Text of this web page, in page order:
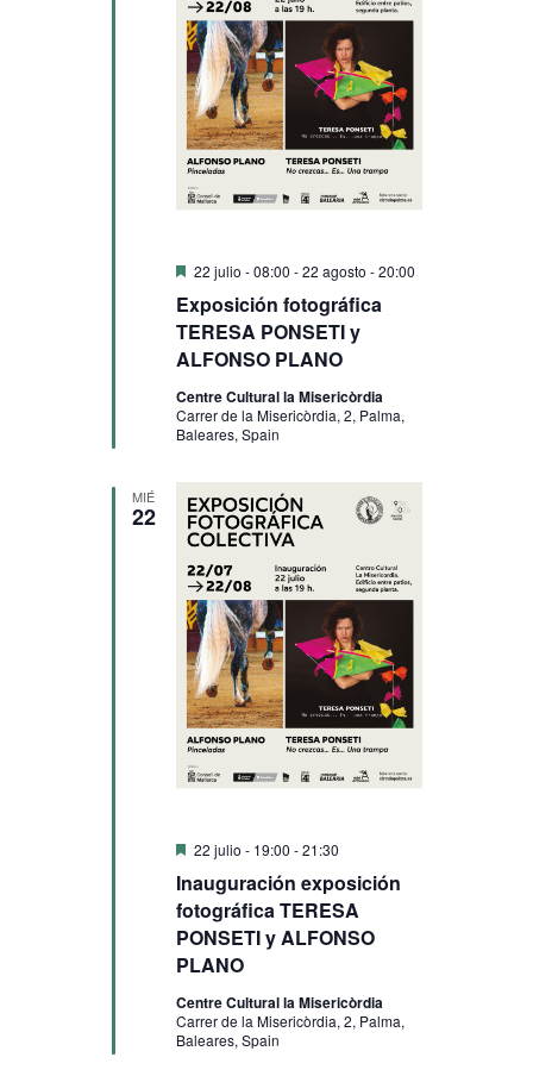
Exposición fotográfica
TERESA PONSETI y
ALFONSO PLANO
Destacado
22 julio - 08:00 -22 agosto - 20:00
Centre Cultural la Misericòrdia
Carrer de la Misericòrdia, 2, Palma,
Baleares, Spain
MIÉ
22
Inauguración exposición
fotográfica TERESA
PONSETI y ALFONSO
PLANO
Destacado
22 julio - 19:00 -21:30
Centre Cultural la Misericòrdia
Carrer de la Misericòrdia, 2, Palma,
Baleares, Spain